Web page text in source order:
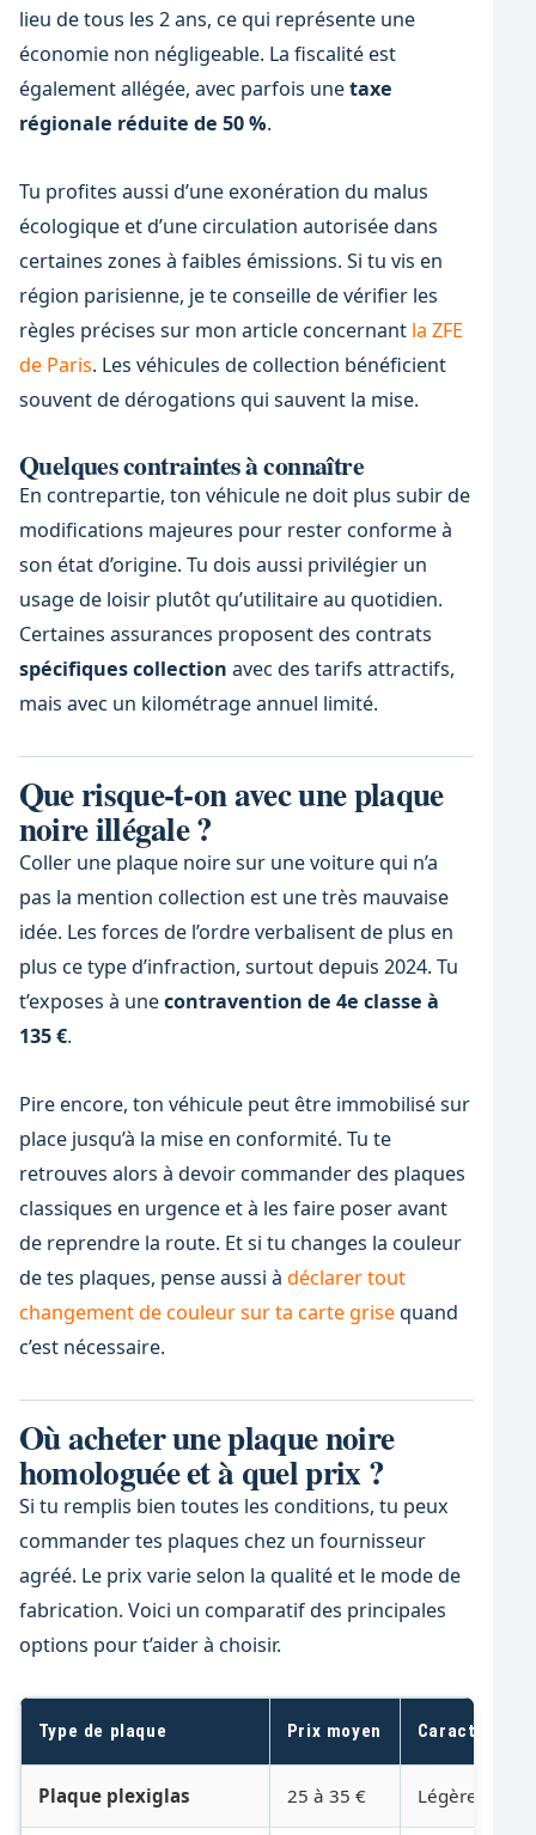
lieu de tous les 2 ans, ce qui représente une
économie non négligeable. La fiscalité est
également allégée, avec parfois unetaxe
régionale réduite de 50 %.
Tu profites aussi d’une exonération du malus
écologique et d’une circulation autorisée dans
certaines zones à faibles émissions. Si tu vis en
région parisienne, je te conseille de vérifier les
règles précises sur mon article concernant la ZFE
de Paris. Les véhicules de collection bénéficient
souvent de dérogations qui sauvent la mise.
Quelques contraintes à connaître
En contrepartie, ton véhicule ne doit plus subir de
modifications majeures pour rester conforme à
son état d’origine. Tu dois aussi privilégier un
usage de loisir plutôt qu’utilitaire au quotidien.
Certaines assurances proposent des contrats
spécifiques collection avec des tarifs attractifs,
mais avec un kilométrage annuel limité.
Que risque-t-on avec une plaque
noire illégale ?
Coller une plaque noire sur une voiture qui n’a
pas la mention collection est une très mauvaise
idée. Les forces de l’ordre verbalisent de plus en
plus ce type d’infraction, surtout depuis 2024. Tu
t’exposes à unecontravention de 4e classe à
135 €.
Pire encore, ton véhicule peut être immobilisé sur
place jusqu’à la mise en conformité. Tu te
retrouves alors à devoir commander des plaques
classiques en urgence et à les faire poser avant
de reprendre la route. Et si tu changes la couleur
de tes plaques, pense aussi à déclarer tout
changement de couleur sur ta carte grisequand
c’est nécessaire.
Où acheter une plaque noire
homologuée et à quel prix ?
Si tu remplis bien toutes les conditions, tu peux
commander tes plaques chez un fournisseur
agréé. Le prix varie selon la qualité et le mode de
fabrication. Voici un comparatif des principales
options pour t’aider à choisir.
Type de plaque Prix moyen
Plaque plexiglas 25 à 35 € Légère,